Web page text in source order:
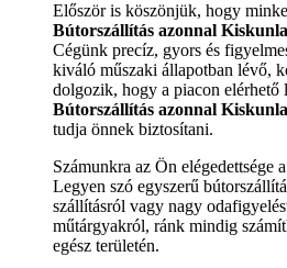
Először is köszönjük, hogy
Bútorszállítás azonnal
Cégünk precíz, gyors és
kiváló műszaki állapotban lévő,
dolgozik, hogy a piacon elérhető
Bútorszállítás azonnal
tudja önnek biztosítani.
Számunkra az Ön elégedettsége
Legyen szó egyszerű
szállításról vagy nagy
műtárgyakról, ránk mindig
egész területén.